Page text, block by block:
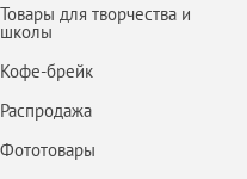
Товары для творчества и
школы
Кофе-брейк
Распродажа
Фототовары